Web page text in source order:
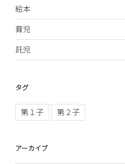
絵本
育児
託児
タグ
第１子 第２子
アーカイブ